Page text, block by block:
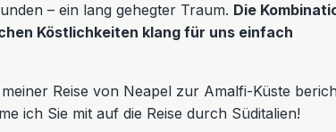
– ein lang gehegter Traum. Die
Köstlichkeiten klang für uns einfach
Reise von Neapel zur Amalfi-Küste
ich Sie mit auf die Reise durch Süditalien!